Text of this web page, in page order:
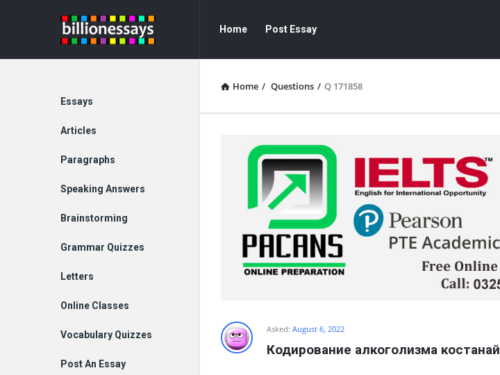
Billion
Essays
Essays
Navigation
Home Post Essay
Home / Questions / Q 171858
Asked: August 6, 2022
Кодирование алкоголизма костанай
Explore
Essays
Articles
Paragraphs
Speaking Answers
Brainstorming
Grammar Quizzes
Letters
Online Classes
Vocabulary Quizzes
Post An Essay